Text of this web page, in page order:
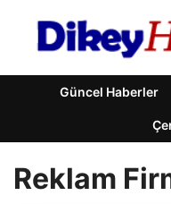
Güncel Haberler
Reklam